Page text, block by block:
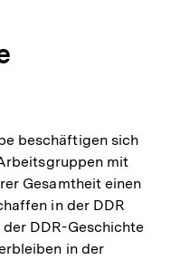
beschäftigen sich
mit
Gesamtheit einen
in der DDR
DDR-Geschichte
in der